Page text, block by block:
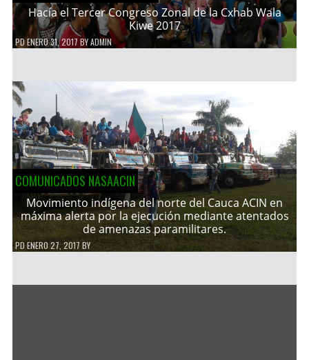
Hacía el Tercer Congreso Zonal de la Cxhab Wala
Kiwe 2017
PDENERO 31, 2017 BYADMIN
COMUNICADOS NASAACIN
Movimiento indígena del norte del Cauca ACIN en
máxima alerta por la ejecución mediante atentados
de amenazas paramilitares.
PDENERO 27, 2017 BY